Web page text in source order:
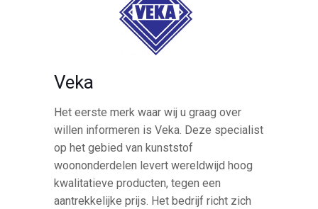
Veka
Het eerste merk waar wij u graag over
willen informeren is Veka. Deze specialist
op het gebied van kunststof
woononderdelen levert wereldwijd hoog
kwalitatieve producten, tegen een
aantrekkelijke prijs. Het bedrijf richt zich